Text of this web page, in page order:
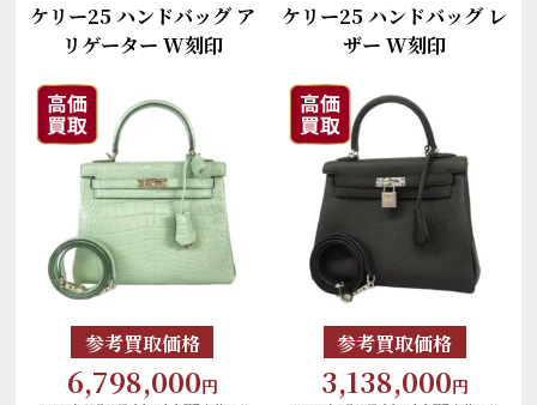
ケリー25 ハンドバッグ ア
リゲーター W刻印
参考買取価格
6,798,000円
ケリー25 ハンドバッグ レ
ザー W刻印
参考買取価格
3,138,000円